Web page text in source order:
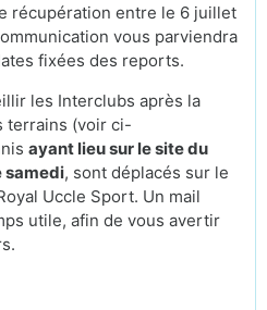
récupération entre le 6 juillet
vous parviendra
fixées des reports.
les Interclubs après la
terrains (voir ci-
ayant lieu sur le site du
samedi, sont déplacés sur le
Uccle Sport. Un mail
utile, afin de vous avertir